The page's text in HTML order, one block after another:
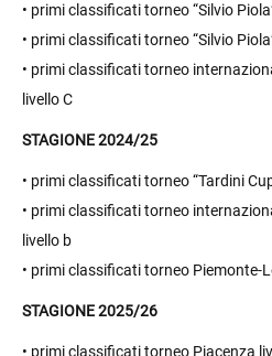
• primi classificati torneo “Silvio
• primi classificati torneo “Silvio
• primi classificati torneo
livello C
STAGIONE 2024/25
• primi classificati torneo “Tardini
• primi classificati torneo
livello b
• primi classificati torneo Piemonte-
STAGIONE 2025/26
• primi classificati torneo Piacenza